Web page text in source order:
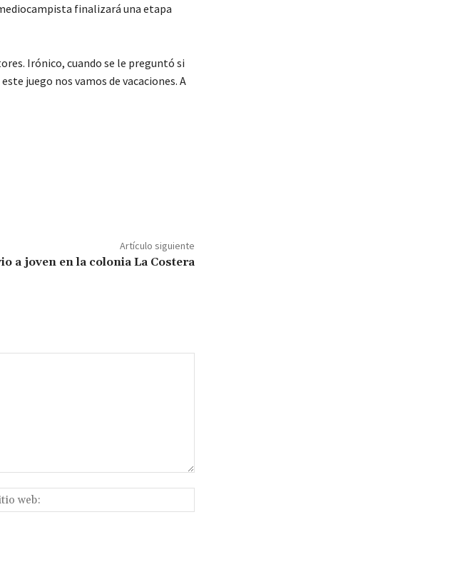
finalizará una etapa
Irónico, cuando se le preguntó si
juego nos vamos de vacaciones. A
Artículo siguiente
a joven en la colonia La Costera
web: